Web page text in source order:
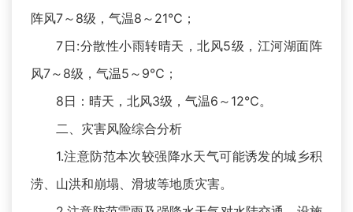
阵风7～8级，气温8～21℃；
7日:分散性小雨转晴天，北风5级，江河湖面阵
风7～8级，气温5～9℃；
8日：晴天，北风3级，气温6～12℃。
二、灾害风险综合分析
1.注意防范本次较强降水天气可能诱发的城乡积
涝、山洪和崩塌、滑坡等地质灾害。